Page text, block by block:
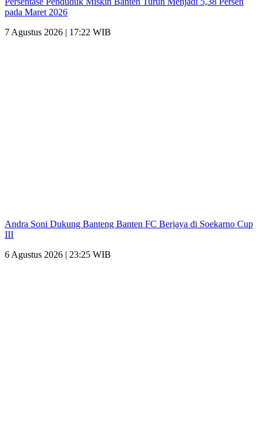
pada Maret 2026
7 Agustus 2026 | 17:22 WIB
Andra Soni Dukung Banteng Banten FC Berjaya di Soekarno Cup
III
6 Agustus 2026 | 23:25 WIB